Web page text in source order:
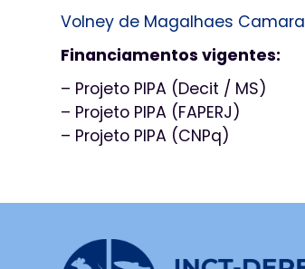
Volney de Magalhaes Camara
Financiamentos vigentes:
– Projeto PIPA (Decit / MS)
– Projeto PIPA (FAPERJ)
– Projeto PIPA (CNPq)